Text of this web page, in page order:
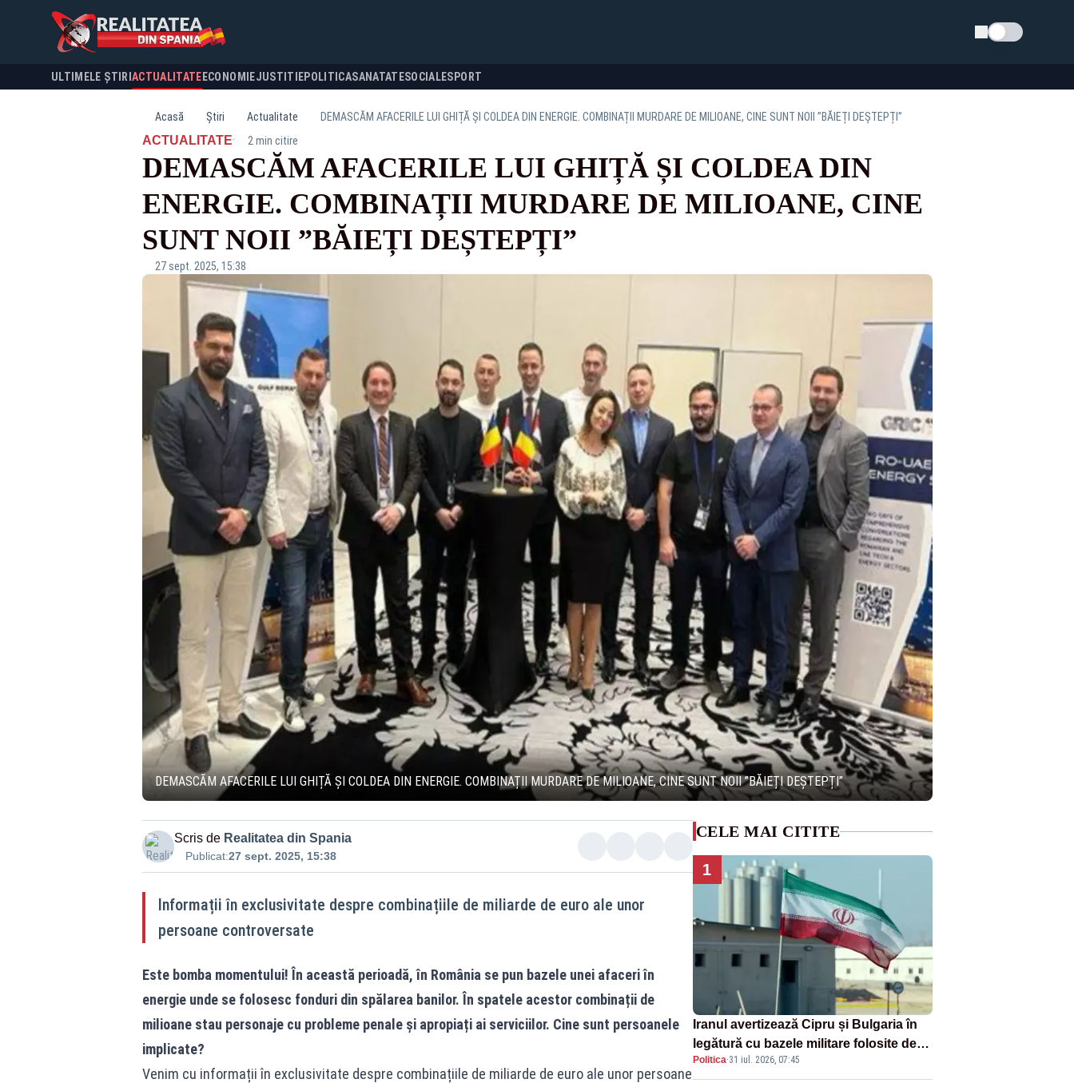
Schimba tema
ULTIMELE ȘTIRI ACTUALITATE ECONOMIEJUSTITIEPOLITICASANATATESOCIALESPORT
Acasă Știri Actualitate DEMASCĂM AFACERILE LUI GHIȚĂ ȘI COLDEA DIN ENERGIE. COMBINAȚII MURDARE DE MILIOANE, CINE SUNT NOII ”BĂIEȚI DEȘTEPȚI”
ACTUALITATE· 2 min citire
DEMASCĂM AFACERILE LUI GHIȚĂ ȘI COLDEA DIN
ENERGIE. COMBINAȚII MURDARE DE MILIOANE, CINE
SUNT NOII ”BĂIEȚI DEȘTEPȚI”
27 sept. 2025, 15:38
DEMASCĂM AFACERILE LUI GHIȚĂ ȘI COLDEA DIN ENERGIE. COMBINAȚII MURDARE DE MILIOANE, CINE SUNT NOII ”BĂIEȚI DEȘTEPȚI”
Scris de Realitatea din Spania
Publicat:27 sept. 2025, 15:38
Informații în exclusivitate despre combinațiile de miliarde de euro ale unor
persoane controversate
Este bomba momentului! În această perioadă, în România se pun bazele unei afaceri în
energie unde se folosesc fonduri din spălarea banilor. În spatele acestor combinații de
milioane stau personaje cu probleme penale și apropiați ai serviciilor. Cine sunt persoanele
implicate?
Venim cu informații în exclusivitate despre combinațiile de miliarde de euro ale unor persoane
CELE MAI CITITE
1
Iranul avertizează Cipru și Bulgaria în
legătură cu bazele militare folosite de
SUA
Politica·31 iul. 2026, 07:45